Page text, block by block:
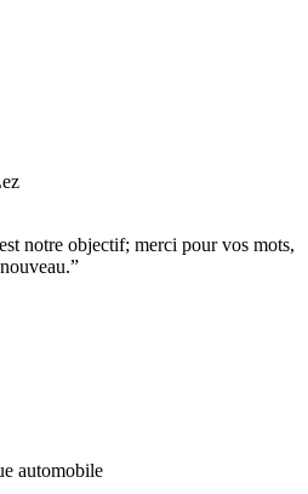
notre objectif; merci pour vos mots,
”
automobile